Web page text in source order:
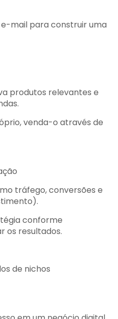
mail para construir uma
produtos relevantes e
venda-o através de
tráfego, conversões e
conforme
os resultados.
de nichos